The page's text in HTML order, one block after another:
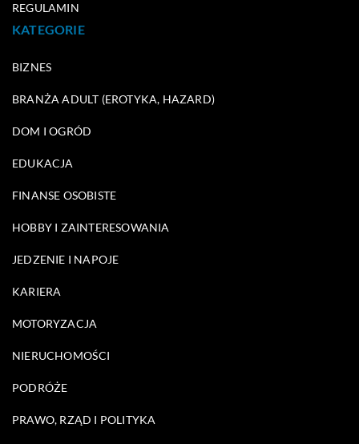
REGULAMIN
KATEGORIE
BIZNES
BRANŻA ADULT (EROTYKA, HAZARD)
DOM I OGRÓD
EDUKACJA
FINANSE OSOBISTE
HOBBY I ZAINTERESOWANIA
JEDZENIE I NAPOJE
KARIERA
MOTORYZACJA
NIERUCHOMOŚCI
PODRÓŻE
PRAWO, RZĄD I POLITYKA